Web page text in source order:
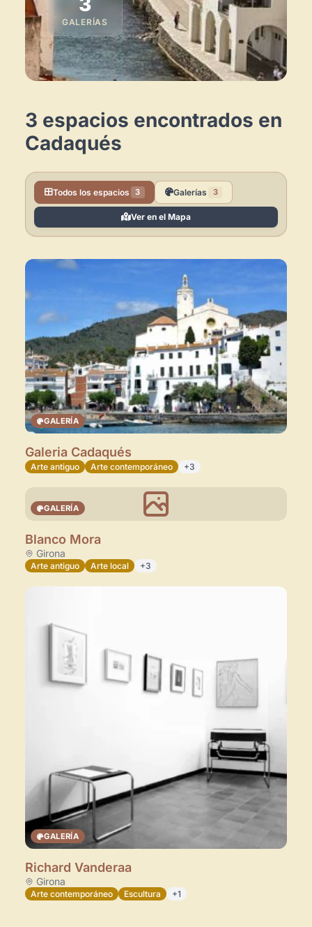
GALERÍAS
Espacios en la zona
3 espacios encontrados en
Cadaqués
Todos los espacios 3 Galerías 3
Ver en el Mapa
GALERÍA
Galeria Cadaqués
Arte antiguo Arte contemporáneo +3
GALERÍA
Blanco Mora
Girona
Arte antiguo Arte local +3
GALERÍA
Richard Vanderaa
Girona
Arte contemporáneo Escultura +1